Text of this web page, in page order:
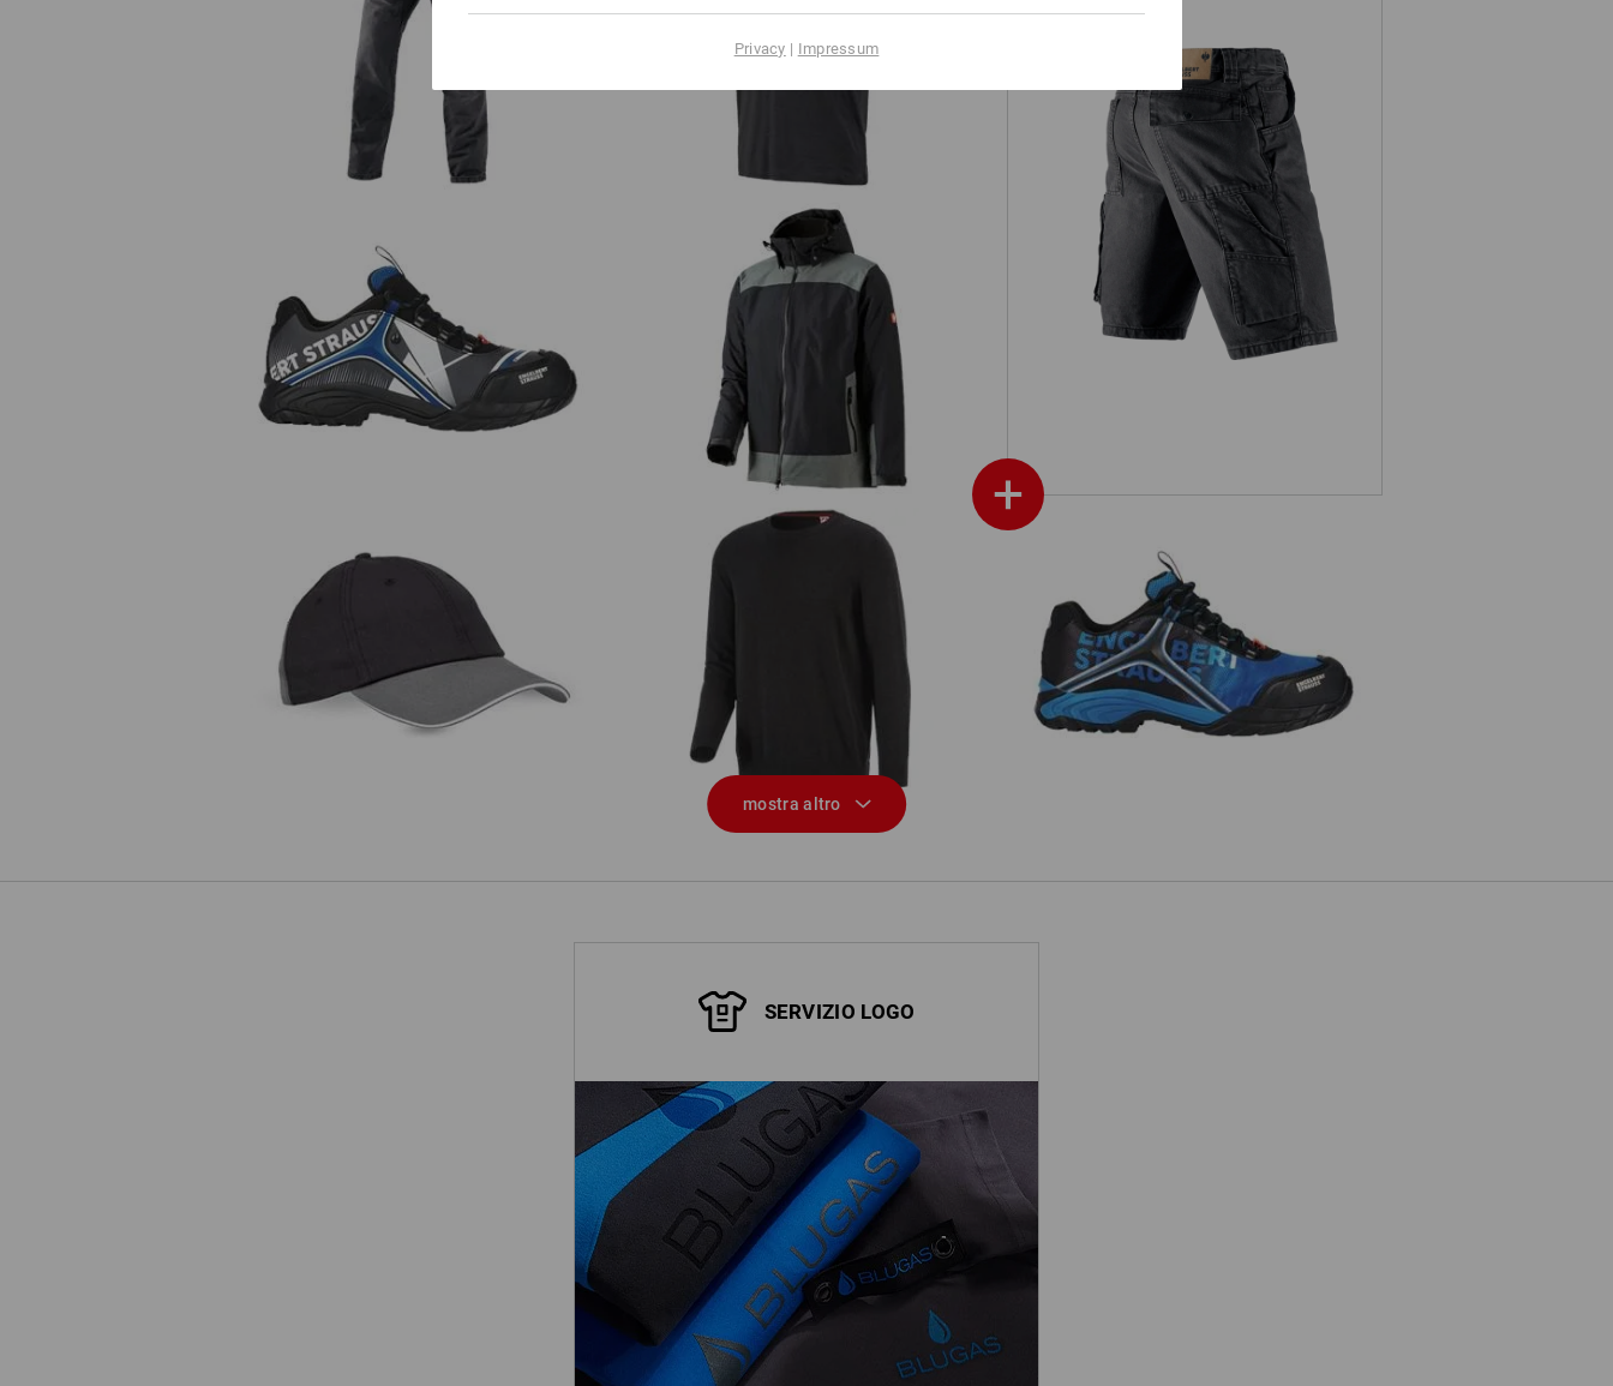
e.s. Worker-Jeans-Short
+
e.s. Worker-Jeans e.s. t-shirt cotton slub V-Neck
e.s. S3 scarpe basse
antinfortunistiche Turais
e.s. giacca funzionale 3 in 1, uomo
e.s. cappellino color e.s. pullover in maglia, a collo rotondo
e.s. S1 scarpe basse
antinfortunistiche Merak
mostra altro
SERVIZIO LOGO
Privacy | Impressum